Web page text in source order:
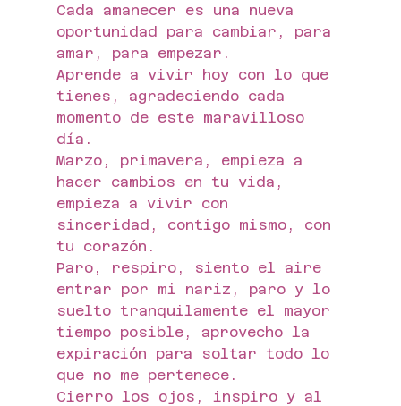
Cada amanecer es una nueva
oportunidad para cambiar, para
amar, para empezar.
Aprende a vivir hoy con lo que
tienes, agradeciendo cada
momento de este maravilloso
día.
Marzo, primavera, empieza a
hacer cambios en tu vida,
empieza a vivir con
sinceridad, contigo mismo, con
tu corazón.
Paro, respiro, siento el aire
entrar por mi nariz, paro y lo
suelto tranquilamente el mayor
tiempo posible, aprovecho la
expiración para soltar todo lo
que no me pertenece.
Cierro los ojos, inspiro y al